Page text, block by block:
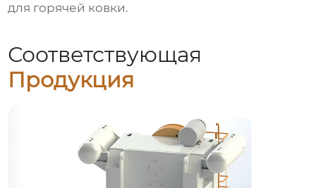
для горячей ковки.
Соответствующая
Продукция